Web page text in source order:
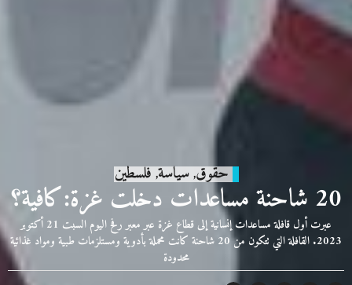
حقوق,سياسة,فلسطين
20 شاحنة مساعدات دخلت غزة:كافية؟
عبرت أول قافلة مساعدات إنسانية إلى قطاع غزة عبر معبر رفح اليوم السبت 21 أكتوبر
2023. القافلة التي تتكون من 20 شاحنة كانت محملة بأدوية ومستلزمات طبية ومواد غذائية
محدودة